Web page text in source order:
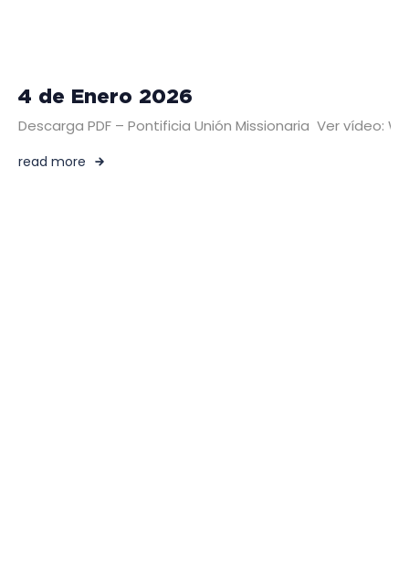
4 de Enero 2026
Descarga PDF – Pontificia Unión Missionaria Ver vídeo:
read more